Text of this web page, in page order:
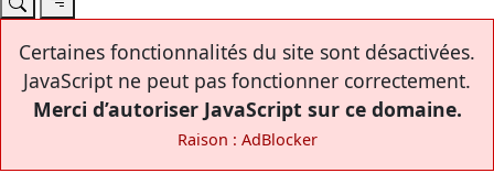
Certaines fonctionnalités du site sont désactivées.
JavaScript ne peut pas fonctionner correctement.
Merci d’autoriser JavaScript sur ce domaine.
Raison : AdBlocker